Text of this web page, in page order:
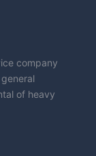
company
of heavy